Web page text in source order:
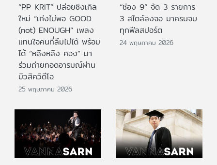
“PP KRIT” ปล่อยซิงเกิล
ใหม่ “เก่งไม่พอ GOOD
(not) ENOUGH” เพลง
แทนใจคนที่ลืมไม่ได้ พร้อม
ได้ “หลิงหลิง คอง” มา
ร่วมถ่ายทอดอารมณ์ผ่าน
มิวสิควิดีโอ
25 พฤษภาคม 2026
“ช่อง 9” จัด 3 รายการ
3 สไตล์ลงจอ มาครบจบ
ทุกฟีลสปอร์ต
24 พฤษภาคม 2026